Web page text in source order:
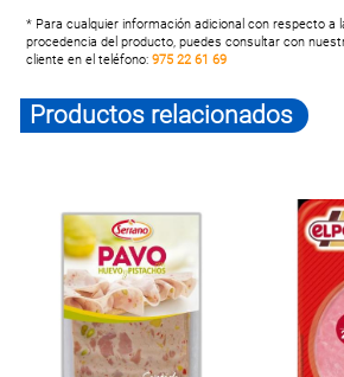
* Para cualquier información adicional con respecto a
procedencia del producto, puedes consultar con
cliente en el teléfono:975 22 61 69
Productos relacionados